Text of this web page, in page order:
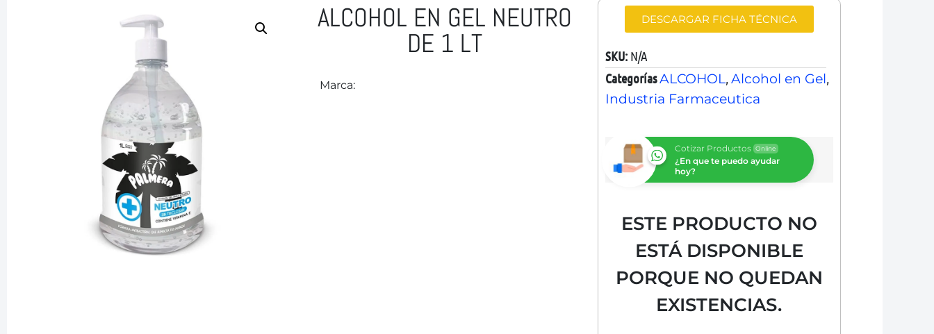
ALCOHOL EN GEL NEUTRO
DE 1 LT
Marca:
DESCARGAR FICHA TÉCNICA
SKU: N/A
CategoríasALCOHOL,Alcohol en Gel,
Industria Farmaceutica
Cotizar Productos Online
¿En que te puedo ayudar
hoy?
ESTE PRODUCTO NO
ESTÁ DISPONIBLE
PORQUE NO QUEDAN
EXISTENCIAS.